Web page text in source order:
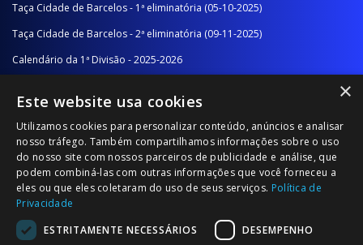
Taça Cidade de Barcelos - 1ª eliminatória (05-10-2025)
Taça Cidade de Barcelos - 2ª eliminatória (09-11-2025)
Calendário da 1ª Divisão - 2025-2026
Calendário da 2ª Divisão - Série B - 2025-2026
Calendário da Época
NOTÍCIAS/COMUNICADOS
Notícias
×
Este website usa cookies
Utilizamos cookies para personalizar conteúdo, anúncios e analisar
nosso tráfego. Também compartilhamos informações sobre o uso
do nosso site com nossos parceiros de publicidade e análise, que
podem combiná-las com outras informações que você forneceu a
eles ou que eles coletaram do uso de seus serviços. Política de
Privacidade
ESTRITAMENTE NECESSÁRIOS
DESEMPENHO